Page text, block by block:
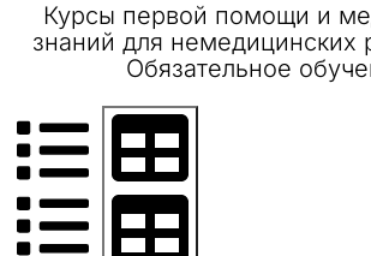
Курсы первой помощи и
знаний для немедицинских
Обязательное